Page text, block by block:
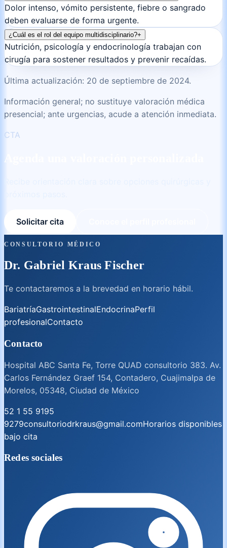
Dolor intenso, vómito persistente, fiebre o sangrado
deben evaluarse de forma urgente.
¿Cuál es el rol del equipo multidisciplinario?+
Nutrición, psicología y endocrinología trabajan con
cirugía para sostener resultados y prevenir recaídas.
Última actualización: 20 de septiembre de 2024.
Información general; no sustituye valoración médica
presencial; ante urgencias, acude a atención inmediata.
CTA
Agenda una valoración personalizada
Solicitar cita
CONSULTORIO MÉDICO
Dr. Gabriel Kraus Fischer
Te contactaremos a la brevedad en horario hábil.
BariatríaGastrointestinalEndocrinaPerfil
profesionalContacto
Contacto
Hospital ABC Santa Fe, Torre QUAD consultorio 383. Av.
Carlos Fernández Graef 154, Contadero, Cuajimalpa de
Morelos, 05348, Ciudad de México
52 1 55 9195
9279consultoriodrkraus@gmail.comHorarios disponibles
bajo cita
Redes sociales